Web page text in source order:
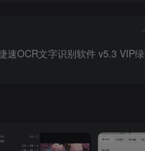
速OCR文字识别软件 v5.3 VIP